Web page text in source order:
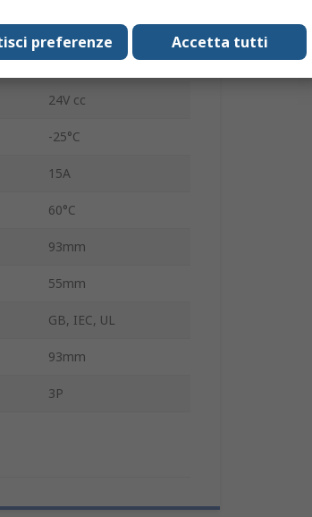
1
Vite
24V cc
-25°C
15A
60°C
93mm
55mm
GB, IEC, UL
93mm
3P
Accetta tutti
preferenze